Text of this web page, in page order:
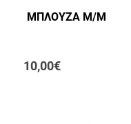
ΜΠΛΟΥΖΑ Μ/Μ
10,00€